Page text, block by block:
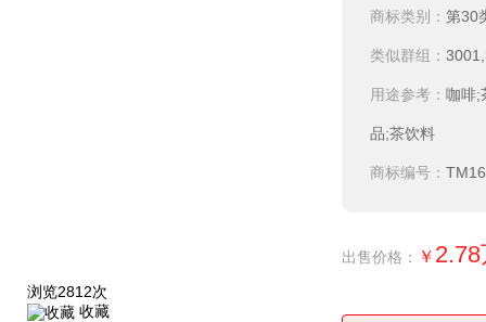
浏览2812次
收藏
商标类别： 第30
类似群组：
用途参考： 咖啡;
品;茶饮料
商标编号：
出售价格： ￥